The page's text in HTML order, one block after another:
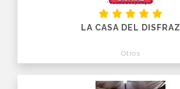
LA CASA DEL DISFRAZ
Otros